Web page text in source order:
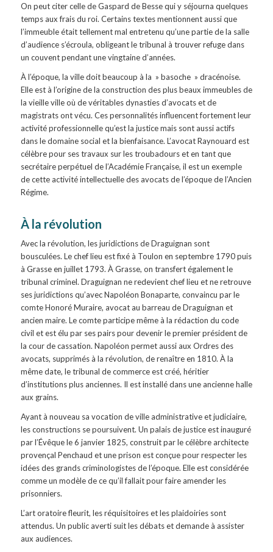
On peut citer celle de Gaspard de Besse qui y séjourna quelques
temps aux frais du roi. Certains textes mentionnent aussi que
l’immeuble était tellement mal entretenu qu’une partie de la salle
d’audience s’écroula, obligeant le tribunal à trouver refuge dans
un couvent pendant une vingtaine d’années.
À l’époque, la ville doit beaucoup à la » basoche » dracénoise.
Elle est à l’origine de la construction des plus beaux immeubles de
la vieille ville où de véritables dynasties d’avocats et de
magistrats ont vécu. Ces personnalités influencent fortement leur
activité professionnelle qu’est la justice mais sont aussi actifs
dans le domaine social et la bienfaisance. L’avocat Raynouard est
célèbre pour ses travaux sur les troubadours et en tant que
secrétaire perpétuel de l’Académie Française, il est un exemple
de cette activité intellectuelle des avocats de l’époque de l’Ancien
Régime.
À la révolution
Avec la révolution, les juridictions de Draguignan sont
bousculées. Le chef lieu est fixé à Toulon en septembre 1790 puis
à Grasse en juillet 1793. À Grasse, on transfert également le
tribunal criminel. Draguignan ne redevient chef lieu et ne retrouve
ses juridictions qu’avec Napoléon Bonaparte, convaincu par le
comte Honoré Muraire, avocat au barreau de Draguignan et
ancien maire. Le comte participe même à la rédaction du code
civil et est élu par ses pairs pour devenir le premier président de
la cour de cassation. Napoléon permet aussi aux Ordres des
avocats, supprimés à la révolution, de renaître en 1810. À la
même date, le tribunal de commerce est créé, héritier
d’institutions plus anciennes. Il est installé dans une ancienne halle
aux grains.
Ayant à nouveau sa vocation de ville administrative et judiciaire,
les constructions se poursuivent. Un palais de justice est inauguré
par l’Évêque le 6 janvier 1825, construit par le célèbre architecte
provençal Penchaud et une prison est conçue pour respecter les
idées des grands criminologistes de l’époque. Elle est considérée
comme un modèle de ce qu’il fallait pour faire amender les
prisonniers.
L’art oratoire fleurit, les réquisitoires et les plaidoiries sont
attendus. Un public averti suit les débats et demande à assister
aux audiences.